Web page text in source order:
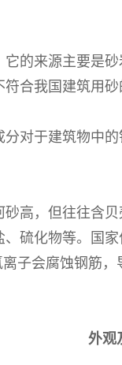
的来源主要是
合我国建筑用砂
对于建筑物中
高，但往往含
硫化物等。国
子会腐蚀钢筋
外观